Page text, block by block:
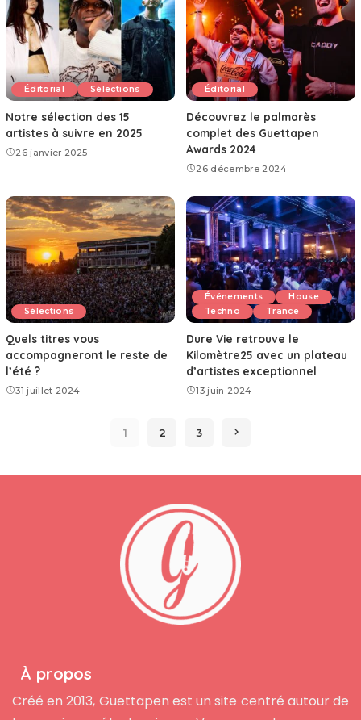
Éditorial Sélections
Notre sélection des 15
artistes à suivre en 2025
26 janvier 2025
Éditorial
Découvrez le palmarès
complet des Guettapen
Awards 2024
26 décembre 2024
Sélections
Quels titres vous
accompagneront le reste de
l’été ?
31 juillet 2024
Événements
House
Techno
Trance
Dure Vie retrouve le
Kilomètre25 avec un plateau
d’artistes exceptionnel
13 juin 2024
1 2 3
À propos
Créé en 2013, Guettapen est un site centré autour de